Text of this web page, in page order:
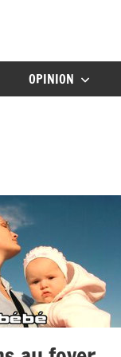
OPINION